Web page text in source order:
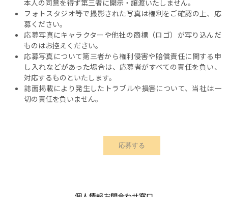
本人の同意を得ず第三者に開示・譲渡いたしません。
フォトスタジオ等で撮影された写真は権利をご確認の上、応
募ください。
応募写真にキャラクターや他社の商標（ロゴ）が写り込んだ
ものはお控えください。
応募写真について第三者から権利侵害や賠償責任に関する申
し入れなどがあった場合は、応募者がすべての責任を負い、
対応するものといたします。
誌面掲載により発生したトラブルや損害について、当社は一
切の責任を負いません。